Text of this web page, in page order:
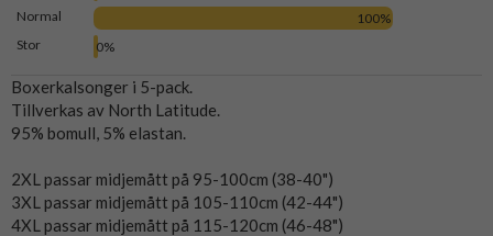
Normal
100%
Stor
0%
Boxerkalsonger i 5-pack.
Tillverkas av North Latitude.
95% bomull, 5% elastan.
2XL passar midjemått på 95-100cm (38-40")
3XL passar midjemått på 105-110cm (42-44")
4XL passar midjemått på 115-120cm (46-48")